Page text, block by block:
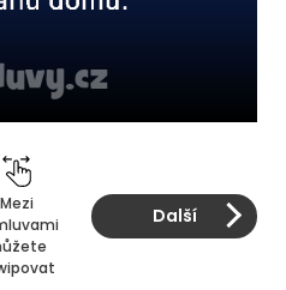
Mezi
Další